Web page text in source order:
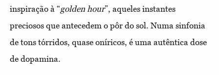
inspiração à “golden hour”, aqueles instantes
preciosos que antecedem o pôr do sol. Numa sinfonia
de tons tórridos, quase oníricos, é uma autêntica dose
de dopamina.